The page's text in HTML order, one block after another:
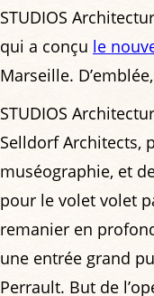
STUDIOS
qui a conçu le
Marseille.
STUDIOS
Selldorf Architects,
muséographie, et
pour le volet volet
remanier en
une entrée grand
Perrault. But de